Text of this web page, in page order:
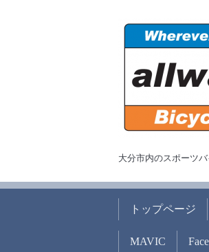
大分市内のスポーツ
トップページ
MAVIC